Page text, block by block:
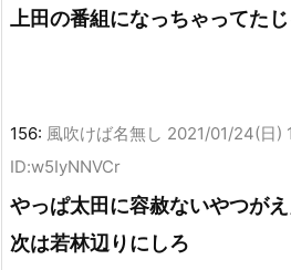
上田の番組になっちゃってた
156: 風吹けば名無し 2021/01/24(日)
ID:w5IyNNVCr
やっぱ太田に容赦ないやつが
次は若林辺りにしろ